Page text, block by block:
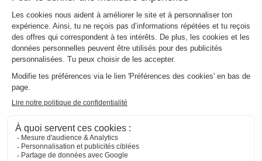
Voir les disponibilités
Adresse
rue de l'ermitage - 50350 Donville les Bains, France
Informations générales
Date et heures d’ouverture
Ouvert de avril à octobre
Horaires de la réception
Ouvert du 1 avril au 3 juillet, lundi, mardi, mercredi, jeudi,
vendredi, samedi, tous les jours, de 09:00 à 19:00